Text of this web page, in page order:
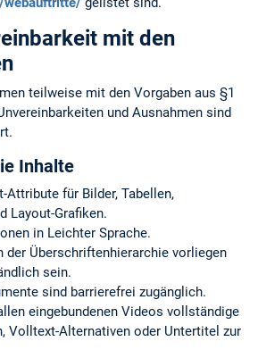
mit den
teilweise mit den Vorgaben aus §1
und Ausnahmen sind
Inhalte
Attribute für Bilder, Tabellen,
Layout-Grafiken.
in Leichter Sprache.
der Überschriftenhierarchie vorliegen
sein.
sind barrierefrei zugänglich.
eingebundenen Videos vollständige
Volltext-Alternativen oder Untertitel zur